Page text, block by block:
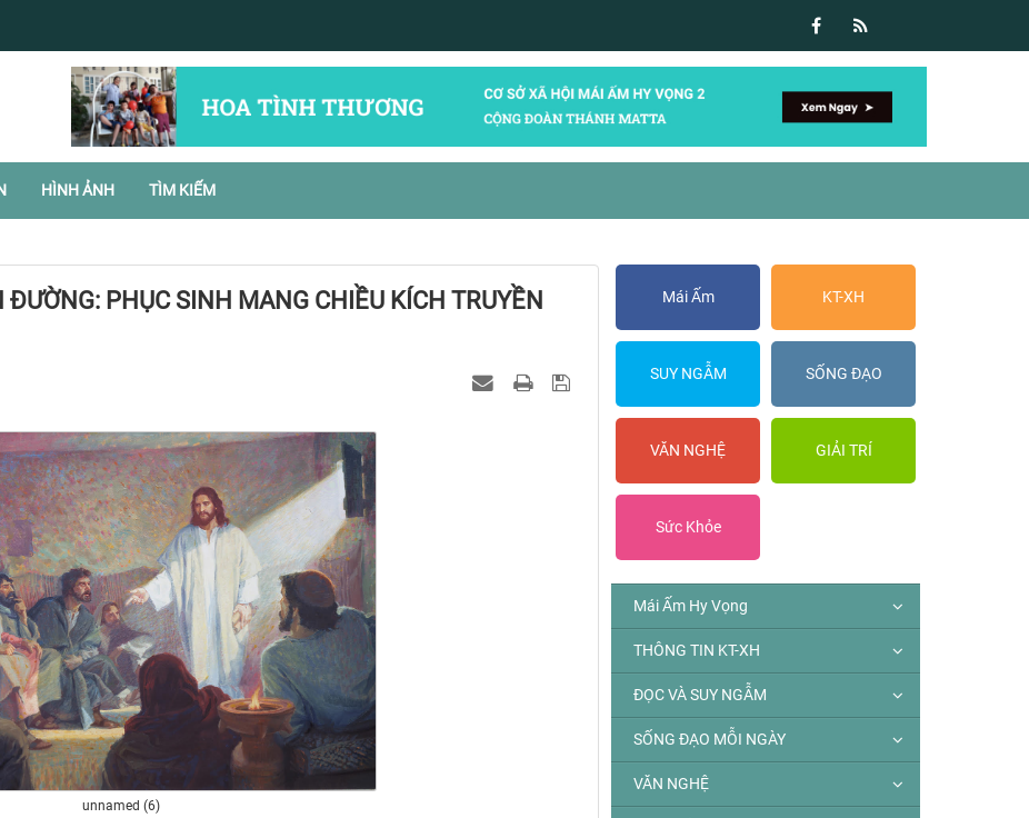
HÌNH ẢNH TÌM KIẾM
PHỤC SINH MANG CHIỀU KÍCH TRUYỀN
unnamed (6)
Mái Ấm KT-XH
SUY NGẪM SỐNG ĐẠO
VĂN NGHỆ GIẢI TRÍ
Sức Khỏe
Mái Ấm Hy Vọng
THÔNG TIN KT-XH
ĐỌC VÀ SUY NGẪM
SỐNG ĐẠO MỖI NGÀY
VĂN NGHỆ